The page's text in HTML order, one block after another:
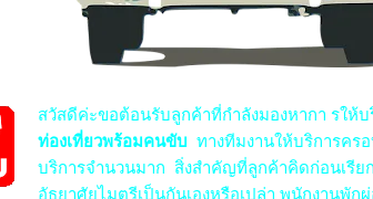
สวัสดีค่ะขอต้อนรับลูกค้าที่กำลังมองหากา รให้บ
ท่องเที่ยวพร้อมคนขับ ทางทีมงานให้บริการค
บริการจำนวนมาก สิ่งสำคัญที่ลูกค้าคิดก่อนเรีย
อัธยาศัยไมตรีเป็นกันเองหรือเปล่า พนักงานพัก